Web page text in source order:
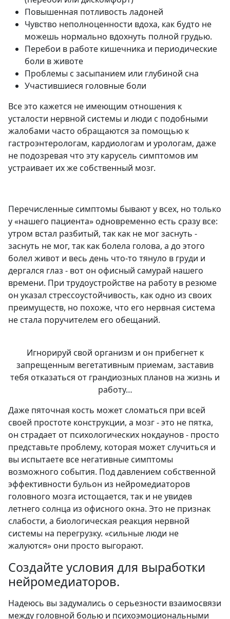
Повышенная потливость ладоней
Чувство неполноценности вдоха, как будто не
можешь нормально вдохнуть полной грудью.
Перебои в работе кишечника и периодические
боли в животе
Проблемы с засыпанием или глубиной сна
Участившиеся головные боли
Все это кажется не имеющим отношения к
усталости нервной системы и люди с подобными
жалобами часто обращаются за помощью к
гастроэнтерологам, кардиологам и урологам, даже
не подозревая что эту карусель симптомов им
устраивает их же собственный мозг.
Перечисленные симптомы бывают у всех, но только
у «нашего пациента» одновременно есть сразу все:
утром встал разбитый, так как не мог заснуть -
заснуть не мог, так как болела голова, а до этого
болел живот и весь день что-то тянуло в груди и
дергался глаз - вот он офисный самурай нашего
времени. При трудоустройстве на работу в резюме
он указал стрессоустойчивость, как одно из своих
преимуществ, но похоже, что его нервная система
не стала поручителем его обещаний.
Игнорируй свой организм и он прибегнет к
запрещенным вегетативным приемам, заставив
тебя отказаться от грандиозных планов на жизнь и
работу…
Даже пяточная кость может сломаться при всей
своей простоте конструкции, а мозг - это не пятка,
он страдает от психологических нокдаунов - просто
представьте проблему, которая может случиться и
вы испытаете все негативные симптомы
возможного события. Под давлением собственной
эффективности бульон из нейромедиаторов
головного мозга истощается, так и не увидев
летнего солнца из офисного окна. Это не признак
слабости, а биологическая реакция нервной
системы на перегрузку. «сильные люди не
жалуются» они просто выгорают.
Создайте условия для выработки
нейромедиаторов.
Надеюсь вы задумались о серьезности взаимосвязи
между головной болью и психоэмоциональными